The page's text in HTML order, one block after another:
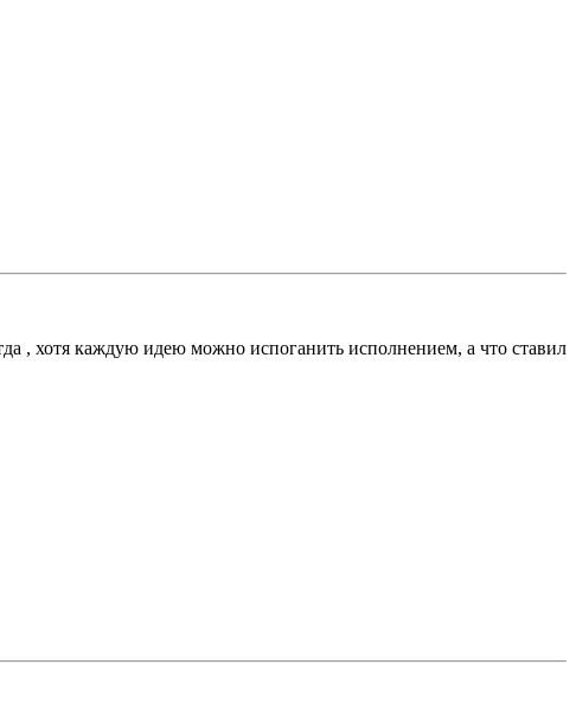
, хотя каждую идею можно испоганить исполнением, а что ставил